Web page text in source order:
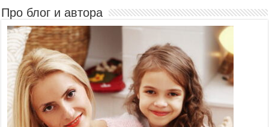
Про блог и автора